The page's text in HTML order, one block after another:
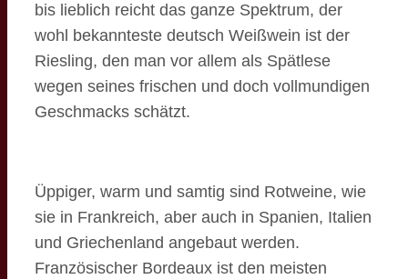
bis lieblich reicht das ganze Spektrum, der
wohl bekannteste deutsch Weißwein ist der
Riesling, den man vor allem als Spätlese
wegen seines frischen und doch vollmundigen
Geschmacks schätzt.
Üppiger, warm und samtig sind Rotweine, wie
sie in Frankreich, aber auch in Spanien, Italien
und Griechenland angebaut werden.
Französischer Bordeaux ist den meisten